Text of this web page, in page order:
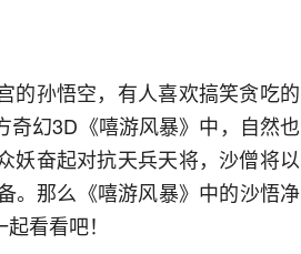
的孙悟空，有人喜欢搞笑贪吃的
幻3D《嘻游风暴》中，自然也
妖奋起对抗天兵天将，沙僧将以
。那么《嘻游风暴》中的沙悟净
看看吧！